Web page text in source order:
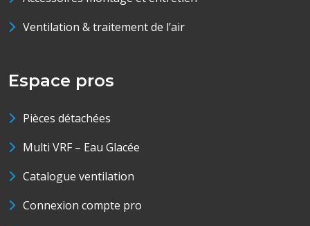
Ventilation & traitement de l’air
Espace pros
Pièces détachées
Multi VRF – Eau Glacée
Catalogue ventilation
Connexion compte pro